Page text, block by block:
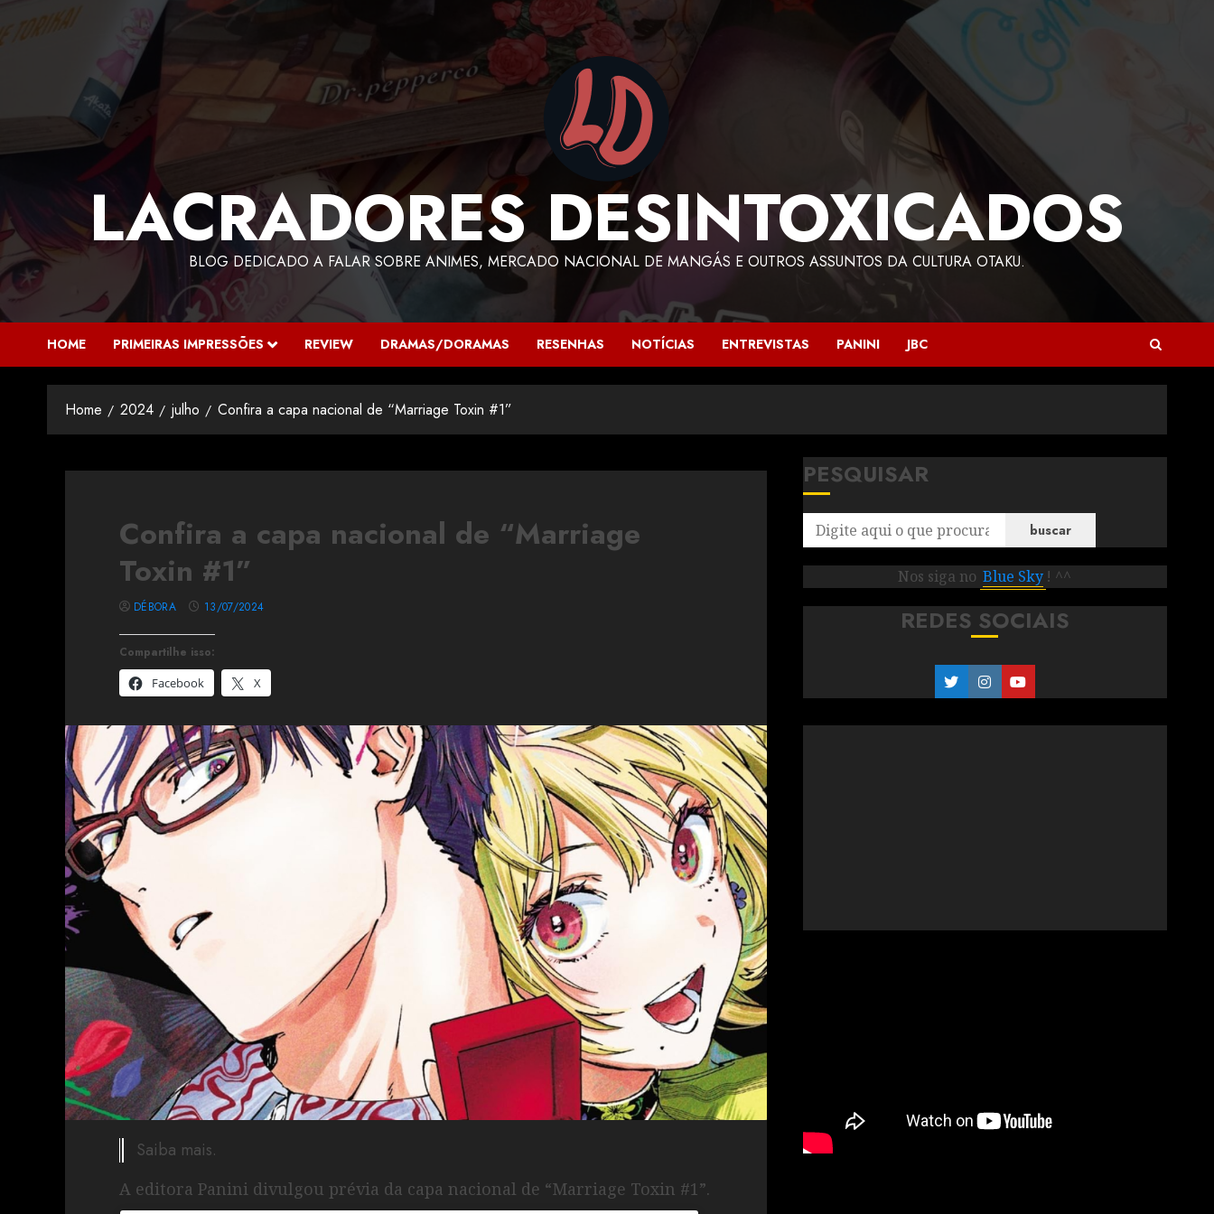
LACRADORES DESINTOXICADOS
BLOG DEDICADO A FALAR SOBRE ANIMES, MERCADO NACIONAL DE MANGÁS E OUTROS ASSUNTOS DA CULTURA OTAKU.
HOME PRIMEIRAS IMPRESSÕES REVIEW DRAMAS/DORAMAS RESENHAS NOTÍCIAS ENTREVISTAS PANINI JBC
Home 2024 julho Confira a capa nacional de “Marriage Toxin #1”
Confira a capa nacional de “Marriage
Toxin #1”
Compartilhe isso:
Facebook
X
DÉBORA 13/07/2024
Saiba mais.
A editora Panini divulgou prévia da capa nacional de “Marriage Toxin #1”.
PESQUISAR
buscar
Nos siga no Blue Sky ! ^^
REDES SOCIAIS